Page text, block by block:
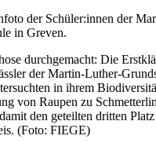
durchgemacht: Die
der Martin-Luther-
in ihrem
von Raupen zu
den geteilten dritten
(Foto: FIEGE)